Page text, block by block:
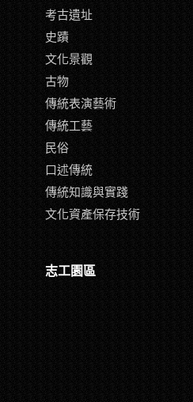
考古遺址
史蹟
文化景觀
古物
傳統表演藝術
傳統工藝
民俗
口述傳統
傳統知識與實踐
文化資產保存技術
志工園區